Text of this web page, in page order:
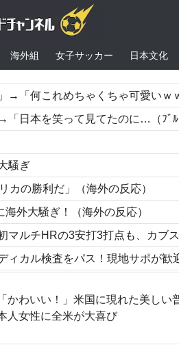
海外組 女子サッカー 日本文化
ちゃくちゃ可愛いｗｗ」【海外の反応
て見てたのに…（ﾌﾞﾙﾌﾞﾙ」＝韓国の反
騒ぎ
の勝利だ」（海外の反応）
外大騒ぎ！（海外の反応）
スがスイープ達成！LAD 6-7 CHC（海外の反応）
歓迎！アーセナルファンも祝福！【海外の反応
活躍してるのに…（ﾌﾞﾙﾌﾞﾙ」＝韓国の反
かわいい！」米国に現れた美しい
人女性に全米が大喜び